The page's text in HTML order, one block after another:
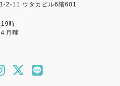
2-11 ウタカビル6階601
時
月曜